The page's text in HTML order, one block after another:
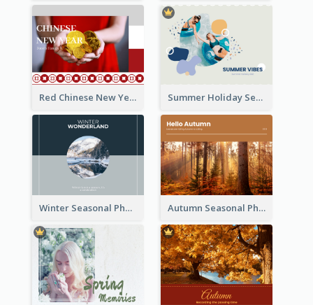
Red Chinese New Year Seasonal Photo Book Summer Holiday Seasonal Photo Book
Winter Seasonal Photo Book Autumn Seasonal Photo Book